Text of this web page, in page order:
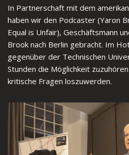
In Partnerschaft mit dem
haben wir den Podcaster (Yaron
Equal is Unfair), Geschäftsmann
Brook nach Berlin gebracht. Im
gegenüber der Technischen
Stunden die Möglichkeit
kritische Fragen loszuwerden.